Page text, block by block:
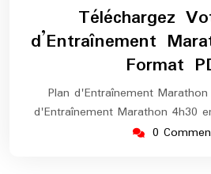
2025
Téléchargez
d’Entraînement
Format
Plan d'Entraînement
d'Entraînement Marathon 4h30
0